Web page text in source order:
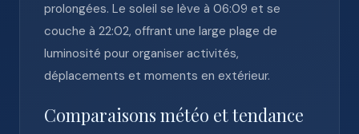
prolongées. Le soleil se lève à 06:09 et se
couche à 22:02, offrant une large plage de
luminosité pour organiser activités,
déplacements et moments en extérieur.
Comparaisons météo et tendance